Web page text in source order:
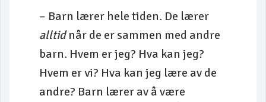
– Barn lærer hele tiden. De lærer
alltidnår de er sammen med andre
barn. Hvem er jeg? Hva kan jeg?
Hvem er vi? Hva kan jeg lære av de
andre? Barn lærer av å være